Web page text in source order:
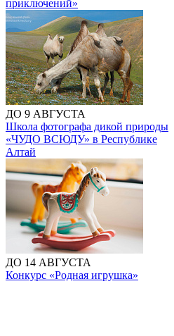
приключений»
ДО 9 АВГУСТА
Школа фотографа дикой природы
«ЧУДО ВСЮДУ» в Республике
Алтай
ДО 14 АВГУСТА
Конкурс «Родная игрушка»